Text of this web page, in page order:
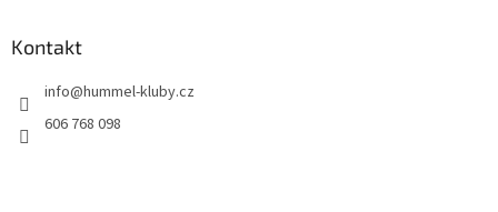
Kontakt
info@hummel-kluby.cz
606 768 098